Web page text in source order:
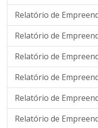
Relatório de
Relatório de
Relatório de
Relatório de
Relatório de
Relatório de